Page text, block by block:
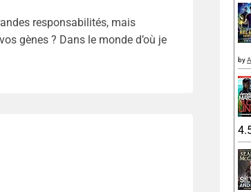
responsabilités, mais
gènes ? Dans le monde d’où je
by